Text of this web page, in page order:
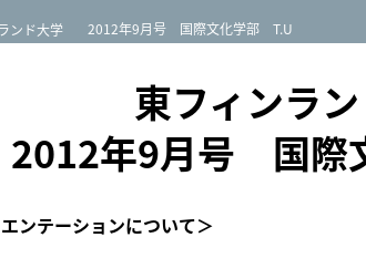
ンド大学 2012年9月号 国際文化学部 T.U
東フィンラ
2012年9月号 国際
ンテーションについて＞